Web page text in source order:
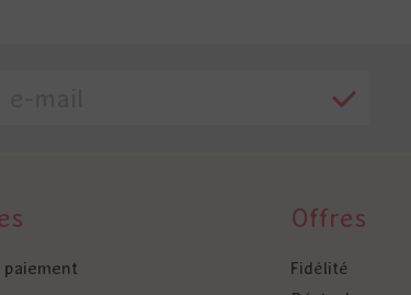
paiement
Offres
Fidélité